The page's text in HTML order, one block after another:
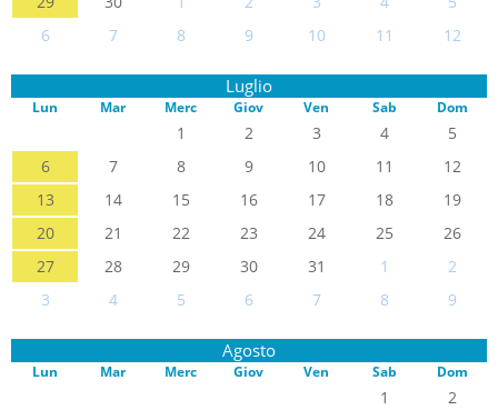
6
7 8 9 10 11 12
Luglio
Lun Mar Merc Giov Ven Sab Dom
1 2 3 4
5
6
7 8 9 10 11
12
13
14 15 16 17 18
19
20
21 22 23 24 25
26
27
28 29 30 31 1
2
3
4 5 6 7 8 9
Agosto
Lun Mar Merc Giov Ven Sab Dom
1
2